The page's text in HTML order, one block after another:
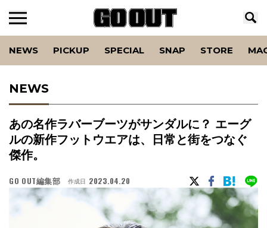
NEWS PICKUP SPECIAL SNAP STORE
NEWS
あの名作ラバーブーツがサンダルに？ エーグ
ルの新作フットウエアは、日常と街をつなぐ
傑作。
GO OUT編集部 作成日 2023.04.20